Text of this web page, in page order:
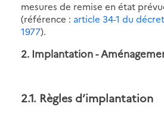
mesures de remise en état
(référence : article 34-1 du
1977).
2. Implantation -
2.1. Règles d’implantation